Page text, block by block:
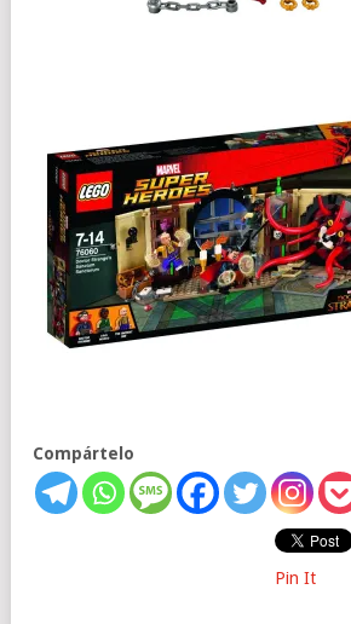
Compártelo
Pin It